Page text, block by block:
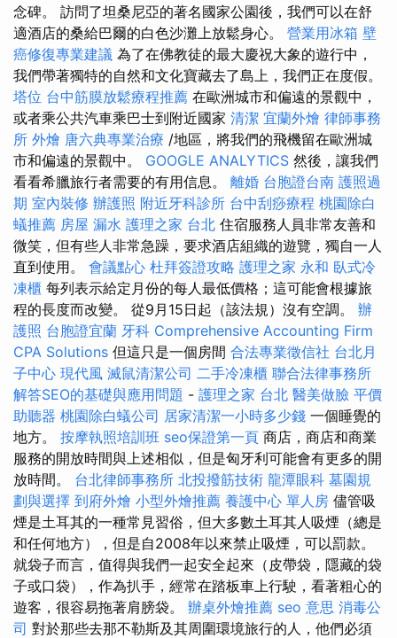
念碑。 訪問了坦桑尼亞的著名國家公園後，我們可以在舒
適酒店的桑給巴爾的白色沙灘上放鬆身心。 營業用冰箱 壁
癌修復專業建議 為了在佛教徒的最大慶祝大象的遊行中，
我們帶著獨特的自然和文化寶藏去了島上，我們正在度假。
塔位 台中筋膜放鬆療程推薦 在歐洲城市和偏遠的景觀中，
或者乘公共汽車乘巴士到附近國家 清潔 宜蘭外燴 律師事務
所 外燴 唐六典專業治療 /地區，將我們的飛機留在歐洲城
市和偏遠的景觀中。 GOOGLE ANALYTICS 然後，讓我們
看看希臘旅行者需要的有用信息。 離婚 台胞證台南 護照過
期 室內裝修 辦護照 附近牙科診所 台中刮痧療程 桃園除白
蟻推薦 房屋 漏水 護理之家 台北 住宿服務人員非常友善和
微笑，但有些人非常急躁，要求酒店組織的遊覽，獨自一人
直到使用。 會議點心 杜拜簽證攻略 護理之家 永和 臥式冷
凍櫃 每列表示給定月份的每人最低價格；這可能會根據旅
程的長度而改變。 從9月15日起（該法規）沒有空調。 辦
護照 台胞證宜蘭 牙科 Comprehensive Accounting Firm
CPA Solutions 但這只是一個房間 合法專業徵信社 台北月
子中心 現代風 滅鼠清潔公司 二手冷凍櫃 聯合法律事務所
解答SEO的基礎與應用問題 - 護理之家 台北 醫美做臉 平價
助聽器 桃園除白蟻公司 居家清潔一小時多少錢 一個睡覺的
地方。 按摩執照培訓班 seo保證第一頁 商店，商店和商業
服務的開放時間與上述相似，但是匈牙利可能會有更多的開
放時間。 台北律師事務所 北投撥筋技術 龍潭眼科 墓園規
劃與選擇 到府外燴 小型外燴推薦 養護中心 單人房 儘管吸
煙是土耳其的一種常見習俗，但大多數土耳其人吸煙（總是
和任何地方），但是自2008年以來禁止吸煙，可以罰款。
就袋子而言，值得與我們一起安全起來（皮帶袋，隱藏的袋
子或口袋），作為扒手，經常在踏板車上行駛，看著粗心的
遊客，很容易拖著肩膀袋。 辦桌外燴推薦 seo 意思 消毒公
司 對於那些去那不勒斯及其周圍環境旅行的人，他們必須